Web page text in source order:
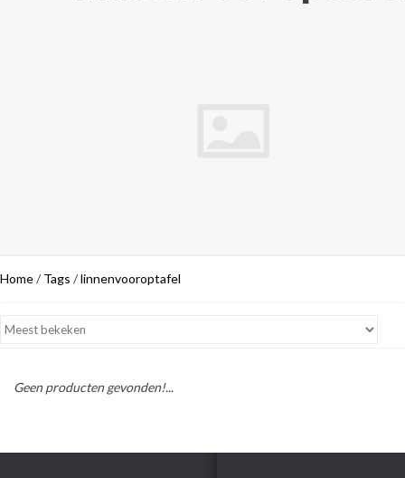
Home/ Tags /linnenvooroptafel
Geen producten gevonden!...